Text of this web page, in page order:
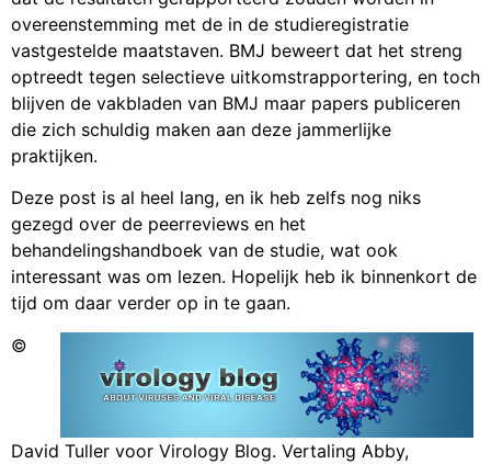
overeenstemming met de in de studieregistratie
vastgestelde maatstaven. BMJ beweert dat het streng
optreedt tegen selectieve uitkomstrapportering, en toch
blijven de vakbladen van BMJ maar papers publiceren
die zich schuldig maken aan deze jammerlijke
praktijken.
Deze post is al heel lang, en ik heb zelfs nog niks
gezegd over de peerreviews en het
behandelingshandboek van de studie, wat ook
interessant was om lezen. Hopelijk heb ik binnenkort de
tijd om daar verder op in te gaan.
©
David Tuller voor Virology Blog. Vertaling Abby,